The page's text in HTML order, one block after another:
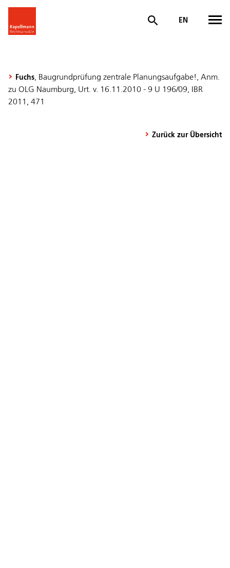
EN
Fuchs, Baugrundprüfung zentrale Planungsaufgabe!, Anm.
zu OLG Naumburg, Urt. v. 16.11.2010 - 9 U 196/09, IBR
2011, 471
Zurück zur Übersicht